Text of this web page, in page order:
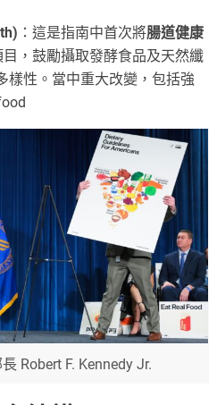
：這是指南中首次將腸道健康
，鼓勵攝取發酵食品及天然纖
樣性。當中重大改變，包括強
Robert F. Kennedy Jr.